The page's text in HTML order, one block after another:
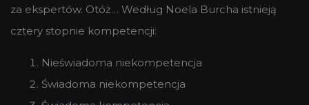
za ekspertów. Otóż… Według Noela Burcha istnieją
cztery stopnie kompetencji:
Nieświadoma niekompetencja
Świadoma niekompetencja